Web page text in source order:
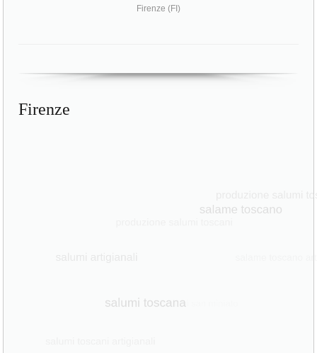
Firenze (FI)
Firenze